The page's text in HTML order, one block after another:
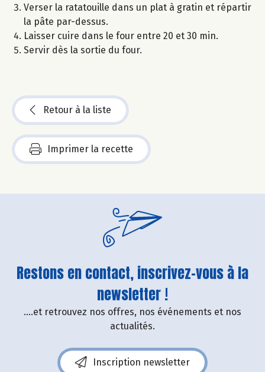
Verser la ratatouille dans un plat à gratin et répartir
la pâte par-dessus.
Laisser cuire dans le four entre 20 et 30 min.
Servir dès la sortie du four.
Retour à la liste
Imprimer la recette
Restons en contact, inscrivez-vous à la
newsletter !
....et retrouvez nos offres, nos événements et nos
actualités.
Inscription newsletter